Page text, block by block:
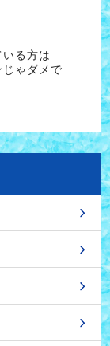
る方は
じゃダメで